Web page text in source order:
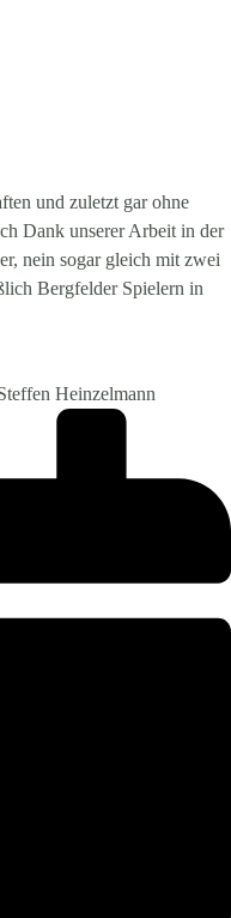
und zuletzt gar ohne
Dank unserer Arbeit in der
nein sogar gleich mit zwei
Bergfelder Spielern in
Heinzelmann